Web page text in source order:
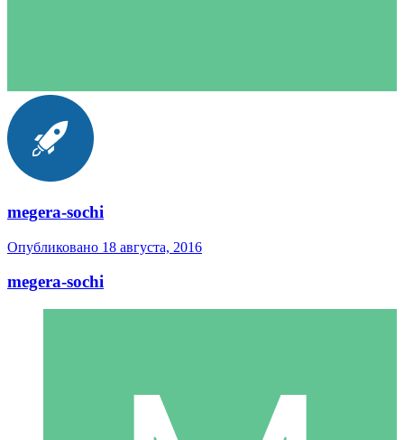
megera-sochi
Опубликовано 18 августа, 2016
megera-sochi